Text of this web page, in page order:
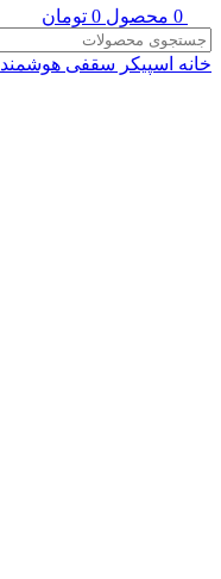
0 محصول 0 تومان
خانه اسپیکر سقفی هوشمند